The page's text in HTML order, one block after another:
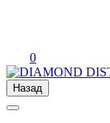
0
Назад